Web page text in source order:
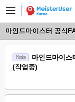
마인드마이스터 공식
Notice
마인드마이스
(작업중)